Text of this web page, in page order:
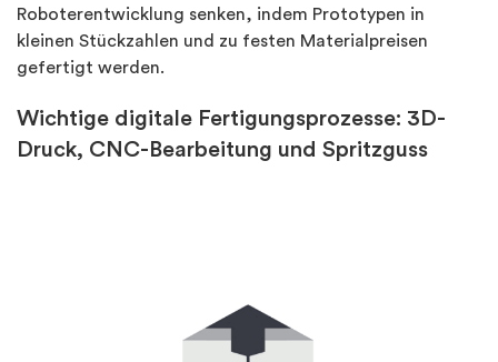
Roboterentwicklung senken, indem Prototypen in
kleinen Stückzahlen und zu festen Materialpreisen
gefertigt werden.
Wichtige digitale Fertigungsprozesse: 3D-
Druck, CNC-Bearbeitung und Spritzguss